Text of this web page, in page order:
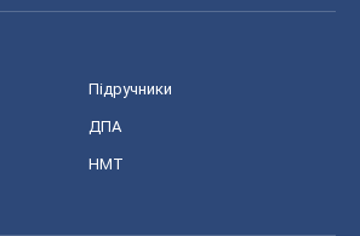
Підручники
ДПА
НМТ